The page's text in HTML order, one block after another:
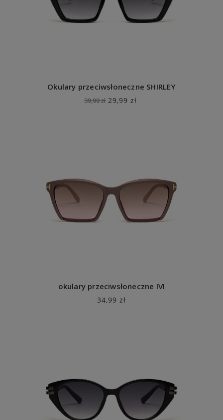
Okulary przeciwsłoneczne SHIRLEY
29,99 zł
39,99 zł
okulary przeciwsłoneczne IVI
34,99 zł